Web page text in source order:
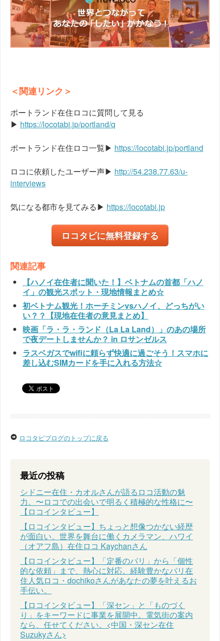
＜関連リンク＞
ポートランド在住ロコに質問して見る
▶ https://locotabi.jp/portland/q
ポートランド在住ロコ一覧▶ https://locotabi.jp/portland
ロコに依頼したユーザー声▶ http://54.238.77.63/u-
interviews
気になる都市を見てみる▶ https://locotabi.jp
ロコタビに無料登録する
関連記事
【ハノイ在住者に聞いた！】ベトナムの首都「ハノ
イ」の観光スポット・現地情報まとめ☆
初ベトナム観光！ホーチミンvsハノイ、どっちがい
い？？【現地在住者の意見まとめ】
映画「ラ・ラ・ランド（La La Land）」のあの場所
で夜デートしませんか？ in ロサンゼルス
ラスベガスでwifiに頼らず快適に過ごそう！スマホに
差し込むSIMカードを手に入れる方法☆
ロコタビブログのトップに戻る
最近の投稿
シドニー在住・カオルさんが語るロコ活動の魅
力。〜ロコでの出会いで明るく積極的な性格に〜
【ロコインタビュー】
【ロコインタビュー】ちょっと想像つかない経歴
が面白い。世界を舞台に働くカメラマン、ハワイ
（オアフ島）在住ロコ Kaychanさん
【ロコインタビュー】「定番のパリ」から「個性
的な依頼」まで、熱心に対応。経験豊かなパリ在
住人気ロコ・dochikoさんがあなたの夢を叶えるお
手伝い。
【ロコインタビュー】「深セン」と「ものづく
り」をキーワードに事業を展開中。電気街の案内
なら、任せてください。<中国・深セン在住
Suzukyさん>